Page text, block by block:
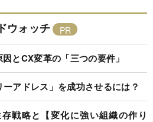
ウォッチ
とCX変革の「三つの要件」
アドレス」を成功させるには？
戦略と【変化に強い組織の作り